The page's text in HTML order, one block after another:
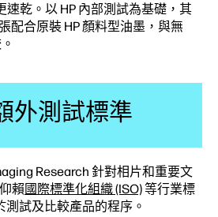
速乾。以 HP 內部測試為基礎，其
配合原裝 HP 顏料型油墨，與無
外測試標準
Research 針對相片和重要文
賴國際標準化組織 (ISO)等行業標
試及比較產品的程序。